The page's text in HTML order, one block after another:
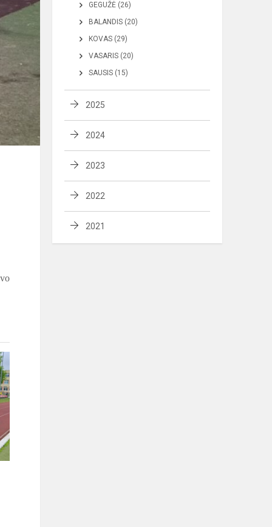
GEGUŽĖ (26)
BALANDIS (20)
KOVAS (29)
VASARIS (20)
SAUSIS (15)
2025
2024
2023
2022
2021